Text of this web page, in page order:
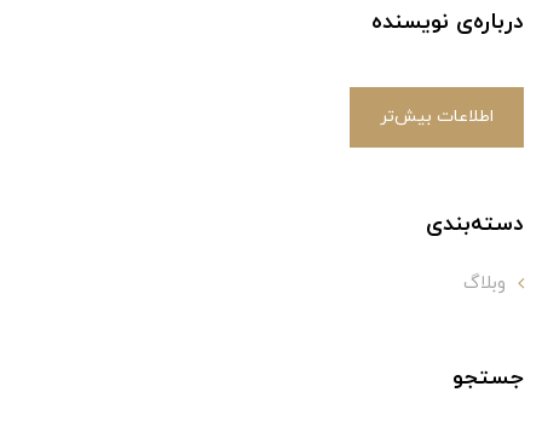
درباره‌ی نویسنده
اطلاعات بیش‌تر
دسته‌بندی
وبلاگ
جستجو